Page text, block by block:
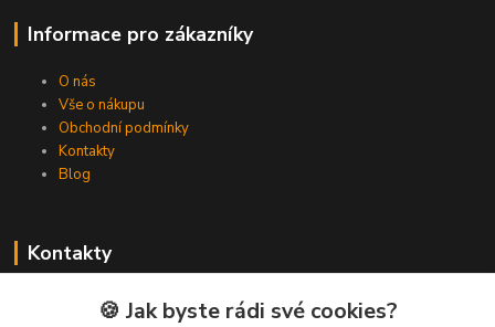
Informace pro zákazníky
O nás
Vše o nákupu
Obchodní podmínky
Kontakty
Blog
Kontakty
Zákaznická podpora Spojovat.cz
+420 606 036 459
🍪 Jak byste rádi své cookies?